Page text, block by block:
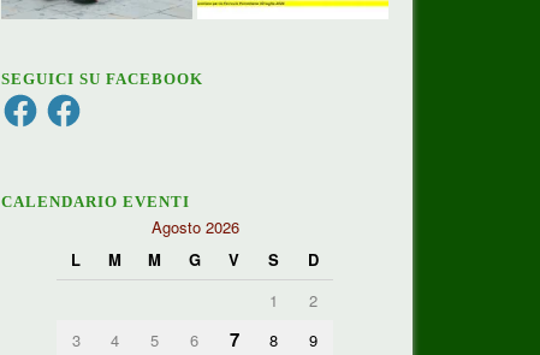
SEGUICI SU FACEBOOK
FacebookFacebook
CALENDARIO EVENTI
Agosto 2026
L
M M G V S
D
1
2
3
4 5 6 7 8
9